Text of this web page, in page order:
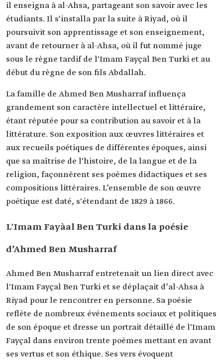
il enseigna à al-Ahsa, partageant son savoir avec les
étudiants. Il s'installa par la suite à Riyad, où il
poursuivit son apprentissage et son enseignement,
avant de retourner à al-Ahsa, où il fut nommé juge
sous le règne tardif de l'Imam Fayçal Ben Turki et au
début du règne de son fils Abdallah.
La famille de Ahmed Ben Musharraf influença
grandement son caractère intellectuel et littéraire,
étant réputée pour sa contribution au savoir et à la
littérature. Son exposition aux œuvres littéraires et
aux recueils poétiques de différentes époques, ainsi
que sa maîtrise de l'histoire, de la langue et de la
religion, façonnèrent ses poèmes didactiques et ses
compositions littéraires. L’ensemble de son œuvre
poétique est daté, s'étendant de 1829 à 1866.
L'Imam Fayàal Ben Turki dans la poésie
d’Ahmed Ben Musharraf
Ahmed Ben Musharraf entretenait un lien direct avec
l'Imam Fayçal Ben Turki et se déplaçait d’al-Ahsa à
Riyad pour le rencontrer en personne. Sa poésie
reflète de nombreux événements sociaux et politiques
de son époque et dresse un portrait détaillé de l'Imam
Fayçal dans environ trente poèmes mettant en avant
ses vertus et son éthique. Ses vers évoquent